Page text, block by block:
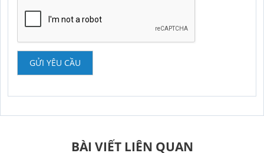
GỬI YÊU CẦU
BÀI VIẾT LIÊN QUAN